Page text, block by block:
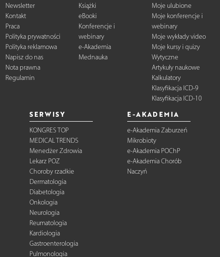
Newsletter
Kontakt
Praca
Polityka prywatności
Polityka reklamowa
Napisz do nas
Nota prawna
Regulamin
Książki
eBooki
Konferencje i
webinary
e-Akademia
Mednauka
Moje ulubione
Moje konferencje i
webinary
Moje wykłady video
Moje kursy i quizy
Wytyczne
Artykuły naukowe
Kalkulatory
Klasyfikacja ICD-9
Klasyfikacja ICD-10
SERWISY
KONGRES TOP
MEDICAL TRENDS
Menedżer Zdrowia
Lekarz POZ
Choroby rzadkie
Dermatologia
Diabetologia
Onkologia
Neurologia
Reumatologia
Kardiologia
Gastroenterologia
Pulmonologia
E-AKADEMIA
e-Akademia Zaburzeń
Mikrobioty
e-Akademia POChP
e-Akademia Chorób
Naczyń